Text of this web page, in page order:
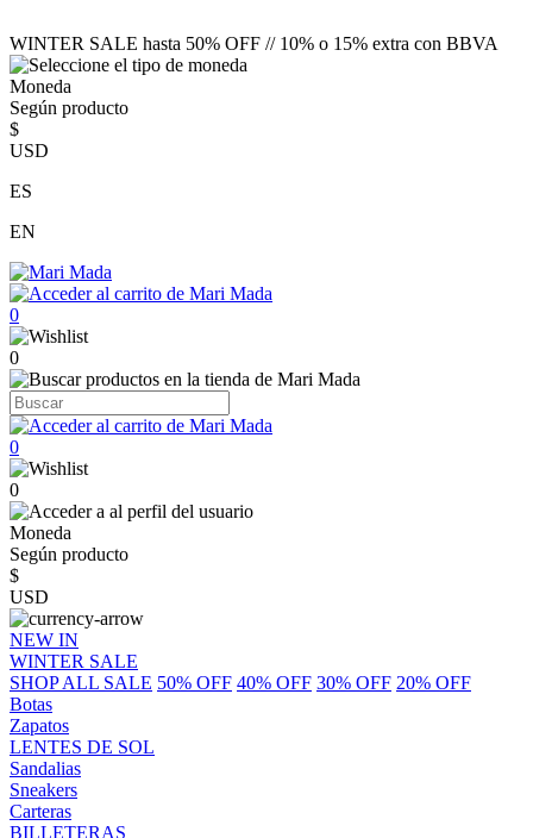
WINTER SALE hasta 50% OFF // 10% o 15% extra con BBVA
Moneda
Según producto
$
USD
ES
EN
0
0
0
0
Moneda
Según producto
$
USD
NEW IN
WINTER SALE
SHOP ALL SALE 50% OFF 40% OFF 30% OFF 20% OFF
Botas
Zapatos
LENTES DE SOL
Sandalias
Sneakers
Carteras
BILLETERAS